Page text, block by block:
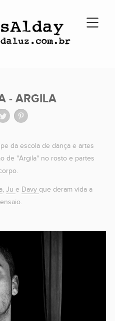
- ARGILA
da escola de dança e artes
de "Argila" no rosto e partes
, Ju e Davy que deram vida a